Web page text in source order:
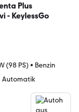
Plus
- KeylessGo
(98 PS) • Benzin
Automatik